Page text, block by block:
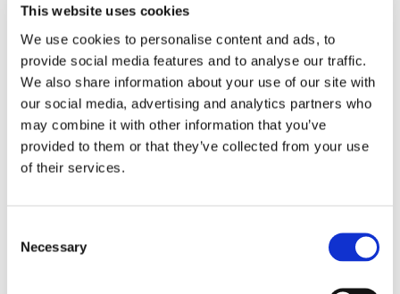
This website uses cookies
We use cookies to personalise content and ads, to
provide social media features and to analyse our traffic.
We also share information about your use of our site with
our social media, advertising and analytics partners who
may combine it with other information that you’ve
provided to them or that they’ve collected from your use
of their services.
Selection
Necessary